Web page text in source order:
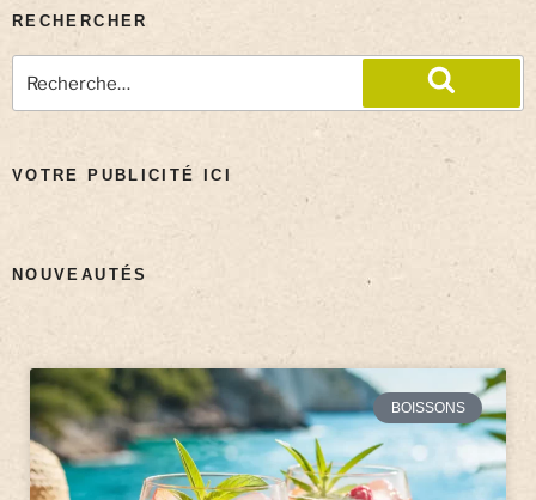
RECHERCHER
VOTRE PUBLICITÉ ICI
NOUVEAUTÉS
BOISSONS